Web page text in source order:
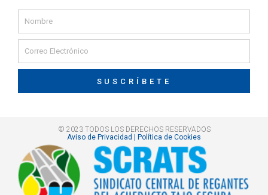
SUSCRÍBETE
© 2023 TODOS LOS DERECHOS RESERVADOS
Aviso de Privacidad | Política de Cookies